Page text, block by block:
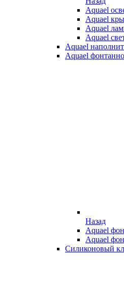
Aquael
Aquael
Aquael
Aquael
Aquael
Aquael
Назад
Aquael
Aquael
Силиконовый